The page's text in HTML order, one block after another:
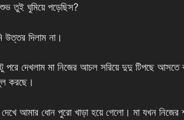
তুই ঘুমিয়ে পড়েছিস?
উত্তর দিলাম না।
পরে দেখলাম মা নিজের আচল সরিয়ে দুদু টিপছে আসতে
করছে।
আমার ধোন পুরো খাড়া হয়ে গেলো। মা যখন নিজের